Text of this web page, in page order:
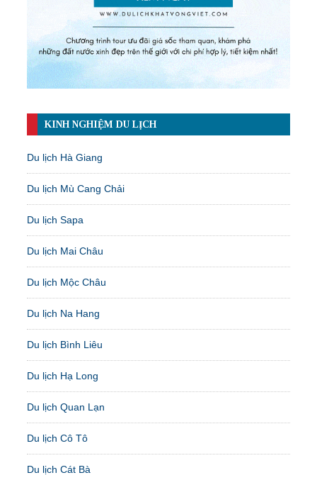
KINH NGHIỆM DU LỊCH
Du lịch Hà Giang
Du lịch Mù Cang Chải
Du lịch Sapa
Du lịch Mai Châu
Du lịch Mộc Châu
Du lịch Na Hang
Du lịch Bình Liêu
Du lịch Hạ Long
Du lịch Quan Lạn
Du lịch Cô Tô
Du lịch Cát Bà